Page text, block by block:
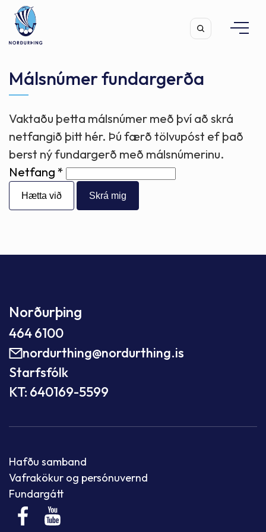
Leita
Málsnúmer fundargerða
Vaktaðu þetta málsnúmer með því að skrá
netfangið þitt hér. Þú færð tölvupóst ef það
berst ný fundargerð með málsnúmerinu.
Netfang
Hætta við
Norðurþing
464 6100
nordurthing@nordurthing.is
Starfsfólk
KT: 640169-5599
Hafðu samband
Vafrakökur og persónuvernd
Fundargátt